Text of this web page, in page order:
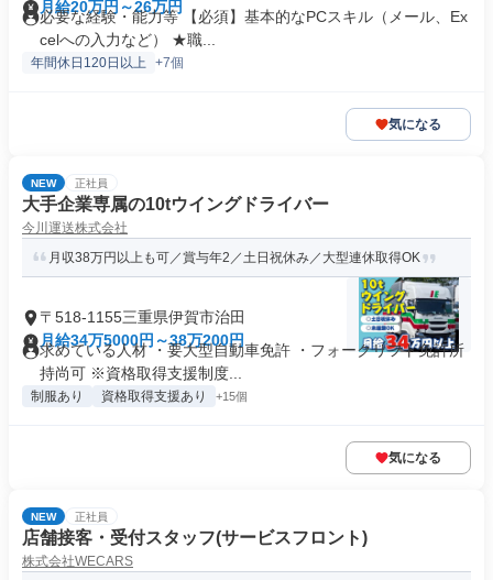
月給20万円～26万円
必要な経験・能力等 【必須】基本的なPCスキル（メール、Ex
celへの入力など） ★職...
年間休日120日以上 +7個
気になる
NEW 正社員
大手企業専属の10tウイングドライバー
今川運送株式会社
月収38万円以上も可／賞与年2／土日祝休み／大型連休取得OK
〒518-1155三重県伊賀市治田
月給34万5000円～38万200円
求めている人材 ・要大型自動車免許 ・フォークリフト免許所
持尚可 ※資格取得支援制度...
制服あり 資格取得支援あり +15個
気になる
NEW 正社員
店舗接客・受付スタッフ(サービスフロント)
株式会社WECARS